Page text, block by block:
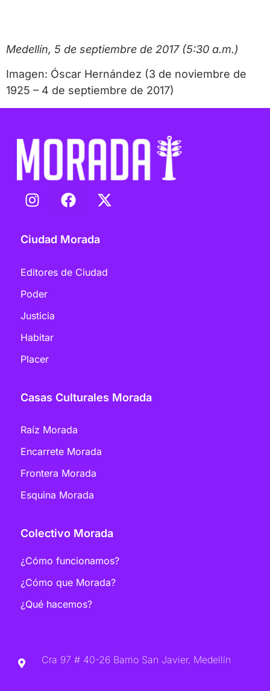
Medellín, 5 de septiembre de 2017 (5:30 a.m.)
Imagen: Óscar Hernández (3 de noviembre de
1925 – 4 de septiembre de 2017)
Ciudad Morada
Editores de Ciudad
Poder
Justicia
Habitar
Placer
Casas Culturales Morada
Raíz Morada
Encarrete Morada
Frontera Morada
Esquina Morada
Colectivo Morada
¿Cómo funcionamos?
¿Cómo que Morada?
¿Qué hacemos?
Cra 97 # 40-26 Barrio San Javier, Medellín